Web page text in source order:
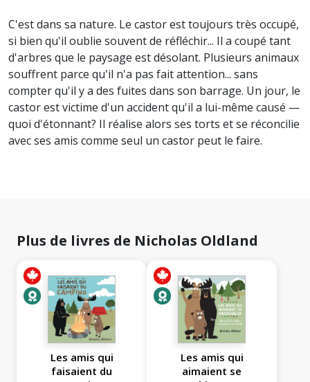
C'est dans sa nature. Le castor est toujours très occupé,
si bien qu'il oublie souvent de réfléchir... Il a coupé tant
d'arbres que le paysage est désolant. Plusieurs animaux
souffrent parce qu'il n'a pas fait attention... sans
compter qu'il y a des fuites dans son barrage. Un jour, le
castor est victime d'un accident qu'il a lui-même causé —
quoi d'étonnant? Il réalise alors ses torts et se réconcilie
avec ses amis comme seul un castor peut le faire.
Plus de livres de Nicholas Oldland
Les amis qui
faisaient du
Les amis qui
aimaient se